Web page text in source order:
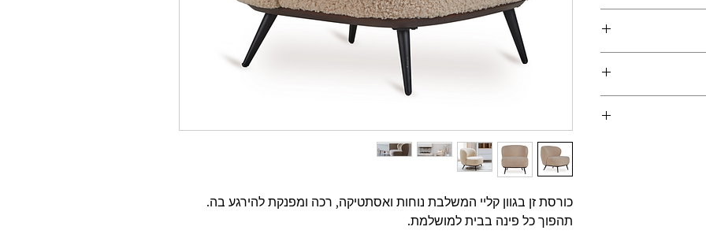
כורסת זן בגוון קליי המשלבת נוחות ואסתטיקה, רכה ומפנקת להירגע בה.
תהפוך כל פינה בבית למושלמת.
למוביל ולכן לא
במצאי
מול החנות